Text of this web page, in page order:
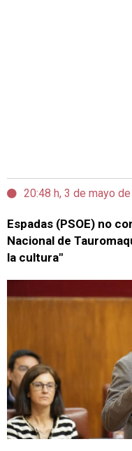
20:48 h, 3 de mayo
Espadas (PSOE) no
Nacional de
la cultura"